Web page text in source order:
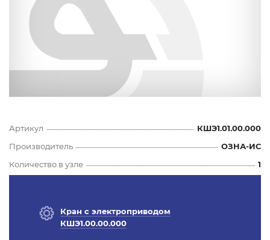
Артикул
КШЭ1.01.00.000
Производитель
ОЗНА-ИС
Количество в узле
1
Кран с электроприводом
КШЭ1.00.00.000